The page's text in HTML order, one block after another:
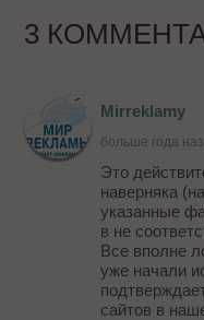
3
Mirreklamy
больше года
Это
наверняка
указанные
в не
Все вполне
уже начали
сайтов в